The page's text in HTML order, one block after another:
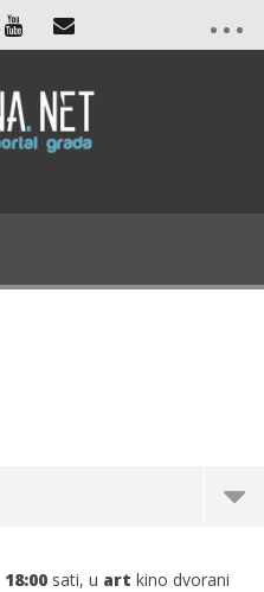
18:00sati, u art kino dvorani